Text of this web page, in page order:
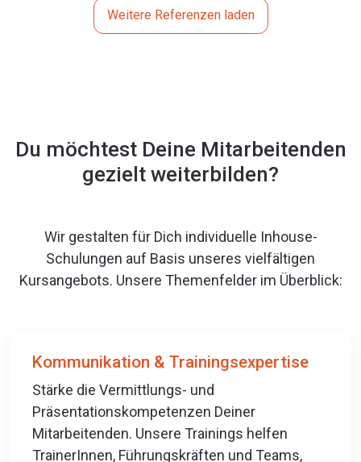
Weitere Referenzen laden
Du möchtest Deine Mitarbeitenden
gezielt weiterbilden?
Wir gestalten für Dich individuelle Inhouse-
Schulungen auf Basis unseres vielfältigen
Kursangebots. Unsere Themenfelder im Überblick:
Kommunikation & Trainingsexpertise
Stärke die Vermittlungs- und
Präsentationskompetenzen Deiner
Mitarbeitenden. Unsere Trainings helfen
TrainerInnen, Führungskräften und Teams,